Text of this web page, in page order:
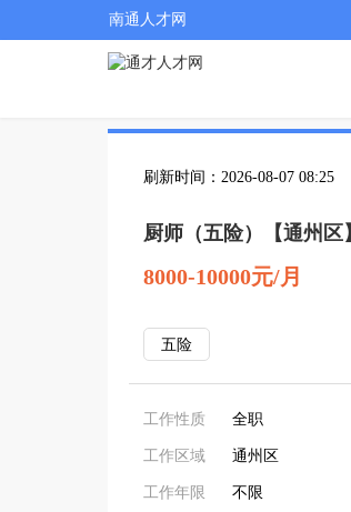
南通人才网
刷新时间：2026-08-07 08:25
厨师（五险）【通州区】
8000-10000元/月
五险
工作性质 全职
工作区域 通州区
工作年限 不限